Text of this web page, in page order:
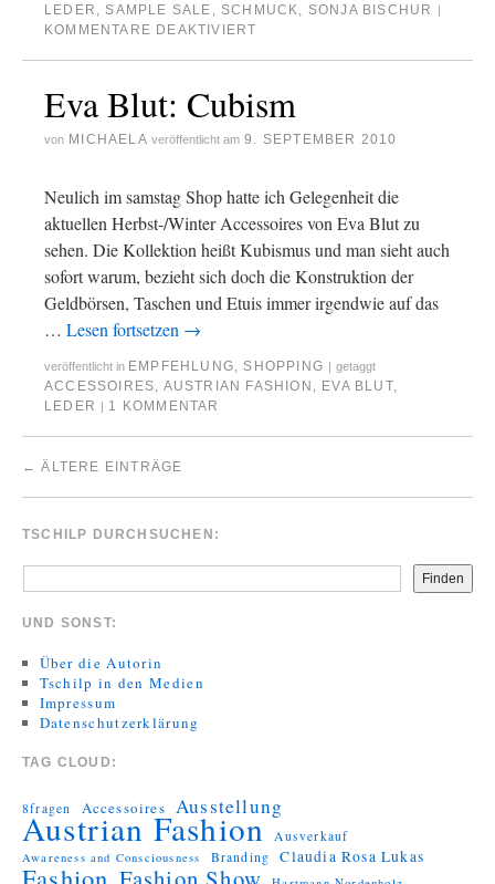
LEDER , SAMPLE SALE , SCHMUCK, SONJA BISCHUR |
KOMMENTARE DEAKTIVIERT
Eva Blut: Cubism
von MICHAELA veröffentlicht am 9. SEPTEMBER 2010
Neulich im samstag Shop hatte ich Gelegenheit die
aktuellen Herbst-/Winter Accessoires von Eva Blut zu
sehen. Die Kollektion heißt Kubismus und man sieht auch
sofort warum, bezieht sich doch die Konstruktion der
Geldbörsen, Taschen und Etuis immer irgendwie auf das
… Lesen fortsetzen →
veröffentlicht in EMPFEHLUNG, SHOPPING | getaggt
ACCESSOIRES, AUSTRIAN FASHION , EVA BLUT,
LEDER | 1 KOMMENTAR
← ÄLTERE EINTRÄGE
TSCHILP DURCHSUCHEN:
Finden
UND SONST:
Über die Autorin
Tschilp in den Medien
Impressum
Datenschutzerklärung
TAG CLOUD:
8fragen Accessoires Ausstellung
Austrian Fashion Ausverkauf
Awareness and Consciousness Branding Claudia Rosa Lukas